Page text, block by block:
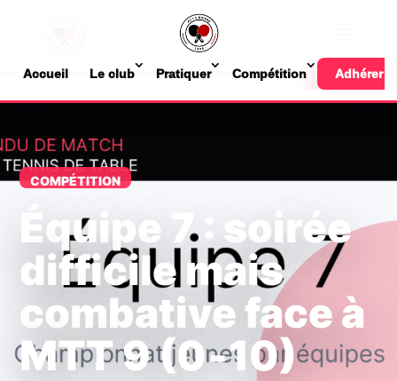
Accueil Le club Pratiquer Compétition Adhérer
COMPÉTITION
Équipe 7 : soirée
difficile mais
combative face à
MTT 9 (0‑10)